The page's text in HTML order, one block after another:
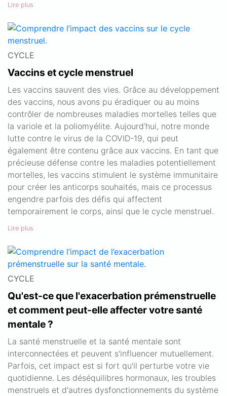
Lire plus
CYCLE
Vaccins et cycle menstruel
Les vaccins sauvent des vies. Grâce au développement
des vaccins, nous avons pu éradiquer ou au moins
contrôler de nombreuses maladies mortelles telles que
la variole et la poliomyélite. Aujourd’hui, notre monde
lutte contre le virus de la COVID-19, qui peut
également être contenu grâce aux vaccins. En tant que
précieuse défense contre les maladies potentiellement
mortelles, les vaccins stimulent le système immunitaire
pour créer les anticorps souhaités, mais ce processus
engendre parfois des défis qui affectent
temporairement le corps, ainsi que le cycle menstruel.
Lire plus
CYCLE
Qu'est-ce que l'exacerbation prémenstruelle
et comment peut-elle affecter votre santé
mentale ?
La santé menstruelle et la santé mentale sont
interconnectées et peuvent s'influencer mutuellement.
Parfois, cet impact est si fort qu'il perturbe votre vie
quotidienne. Les déséquilibres hormonaux, les troubles
menstruels et d'autres dysfonctionnements du système